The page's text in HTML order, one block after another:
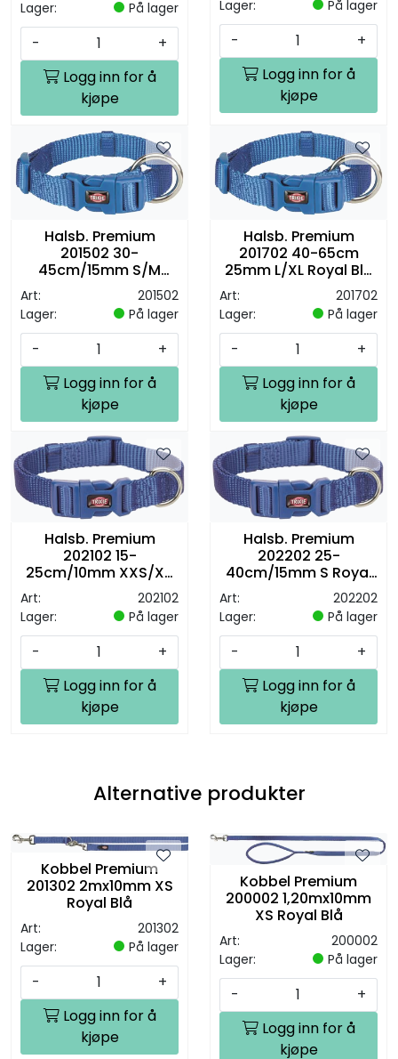
Lager:
På lager
-
+
Logg inn for å
kjøpe
Lager:
På lager
-
+
Logg inn for å
kjøpe
Halsb. Premium
201502 30-
45cm/15mm S/M
Royal Blå M/Hurtiglås
Art:
201502
Lager:
På lager
-
+
Logg inn for å
kjøpe
Halsb. Premium
201702 40-65cm
25mm L/XL Royal Blå
M/Hurtiglås
Art:
201702
Lager:
På lager
-
+
Logg inn for å
kjøpe
Halsb. Premium
202102 15-
25cm/10mm XXS/XS
Royal Blå M/Hurtiglås
Art:
202102
Lager:
På lager
-
+
Logg inn for å
kjøpe
Halsb. Premium
202202 25-
40cm/15mm S Royal
Blå M/Hurtiglås
Art:
202202
Lager:
På lager
-
+
Logg inn for å
kjøpe
Alternative produkter
Kobbel Premium
201302 2mx10mm XS
Royal Blå
Art:
201302
Lager:
På lager
-
+
Logg inn for å
kjøpe
Kobbel Premium
200002 1,20mx10mm
XS Royal Blå
Art:
200002
Lager:
På lager
-
+
Logg inn for å
kjøpe